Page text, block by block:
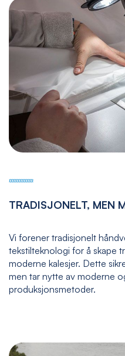
TRADISJONELT, MEN
Vi forener tradisjonelt
tekstilteknologi for å skape
moderne kalesjer. Dette
men tar nytte av moderne
produksjonsmetoder.